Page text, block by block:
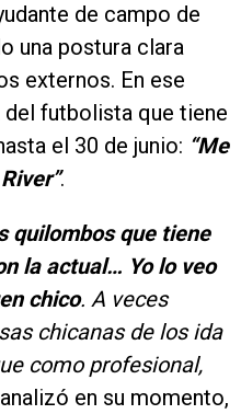
de campo de
una postura clara
externos. En ese
futbolista que tiene
el 30 de junio: “Me
.
quilombos que tiene
la actual… Yo lo veo
chico. A veces
chicanas de los ida
como profesional,
en su momento,